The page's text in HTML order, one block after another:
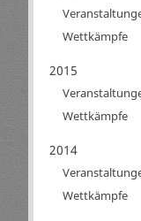
Wettkämpfe
2015
Wettkämpfe
2014
Wettkämpfe